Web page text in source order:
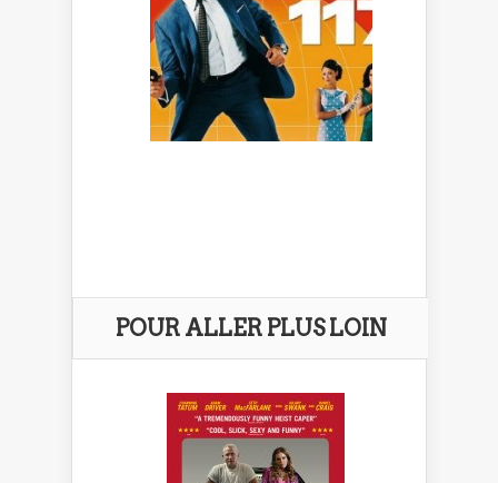
POUR ALLER PLUS LOIN